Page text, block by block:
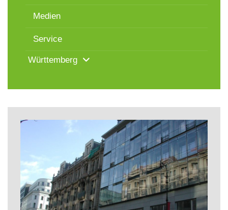
Medien
Service
Württemberg